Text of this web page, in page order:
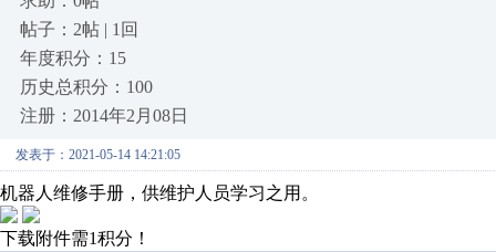
帖子：2帖 | 1回
年度积分：15
历史总积分：100
注册：2014年2月08日
发表于：2021-05-14 14:21:05
机器人维修手册，供维护人员学习之用。
下载附件需1积分！